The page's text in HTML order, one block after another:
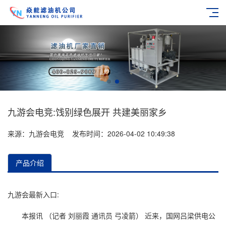
九游会电竞:饯别绿色展开 共建美丽家乡
来源： 九游会电竞 发布时间：2026-04-02 10:49:38
产品介绍
九游会最新入口:
本报讯 （记者 刘丽霞 通讯员 弓凌箭） 近来，国网吕梁供电公